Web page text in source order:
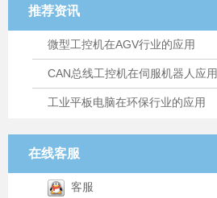
推荐资讯
微型工控机在AGV行业的应用
CAN总线工控机在伺服机器人应用
工业平板电脑在环保行业的应用
在线客服
客服